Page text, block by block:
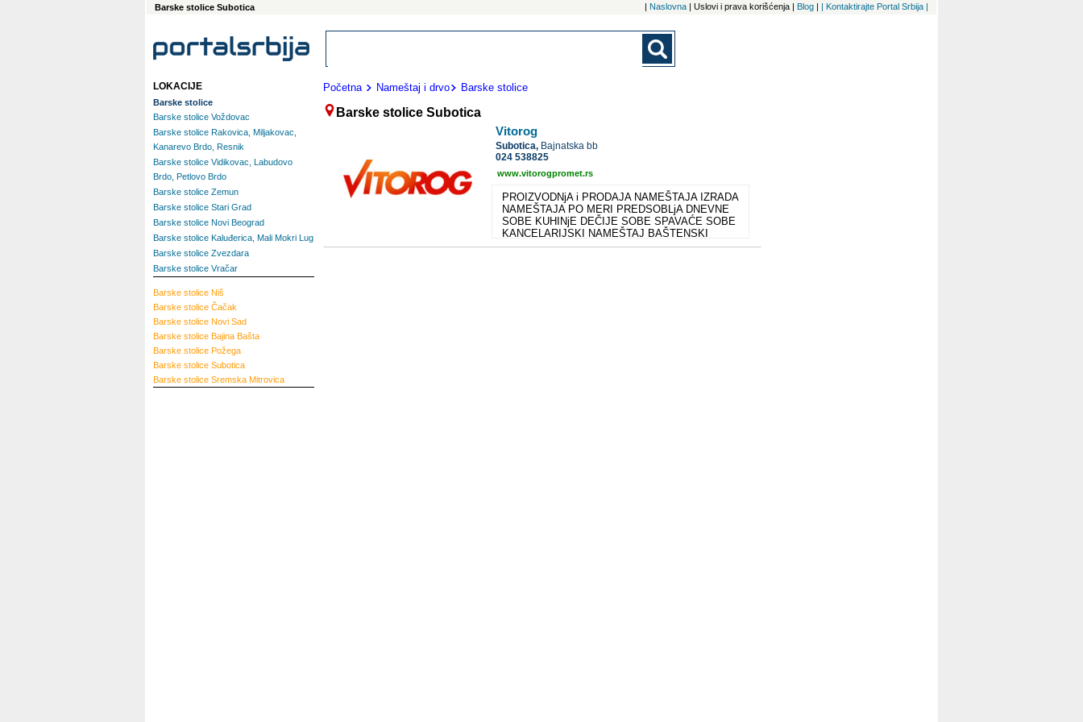
Barske stolice Subotica | Naslovna | Uslovi i prava korišćenja | Blog | | Kontaktirajte Portal Srbija |
Početna Nameštaj i drvo Barske stolice
Barske stolice Subotica
Vitorog
Subotica, Bajnatska bb
024 538825
www.vitorogpromet.rs
PROIZVODNjA i PRODAJA NAMEŠTAJA IZRADA
NAMEŠTAJA PO MERI PREDSOBLjA DNEVNE
SOBE KUHINjE DEČIJE SOBE SPAVAĆE SOBE
KANCELARIJSKI NAMEŠTAJ BAŠTENSKI
NAMEŠTAJ DEKORACIJA RASVETA TEPISI
LOKACIJE
Barske stolice
Barske stolice Voždovac
Barske stolice Rakovica, Miljakovac,
Kanarevo Brdo, Resnik
Barske stolice Vidikovac, Labudovo
Brdo, Petlovo Brdo
Barske stolice Zemun
Barske stolice Stari Grad
Barske stolice Novi Beograd
Barske stolice Kaluđerica, Mali Mokri Lug
Barske stolice Zvezdara
Barske stolice Vračar
Barske stolice Niš
Barske stolice Čačak
Barske stolice Novi Sad
Barske stolice Bajina Bašta
Barske stolice Požega
Barske stolice Subotica
Barske stolice Sremska Mitrovica